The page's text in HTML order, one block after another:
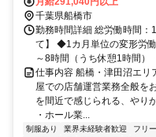
千葉県船橋市
勤務時間詳細 総労働時間
て】 ◆1カ月単位の変形労
～8時間（うち休憩1時間）
仕事内容 船橋・津田沼エリ
屋での店舗運営業務全般を
を間近で感じられる、やり
・ホール業...
制服あり 業界未経験者歓迎 フリ